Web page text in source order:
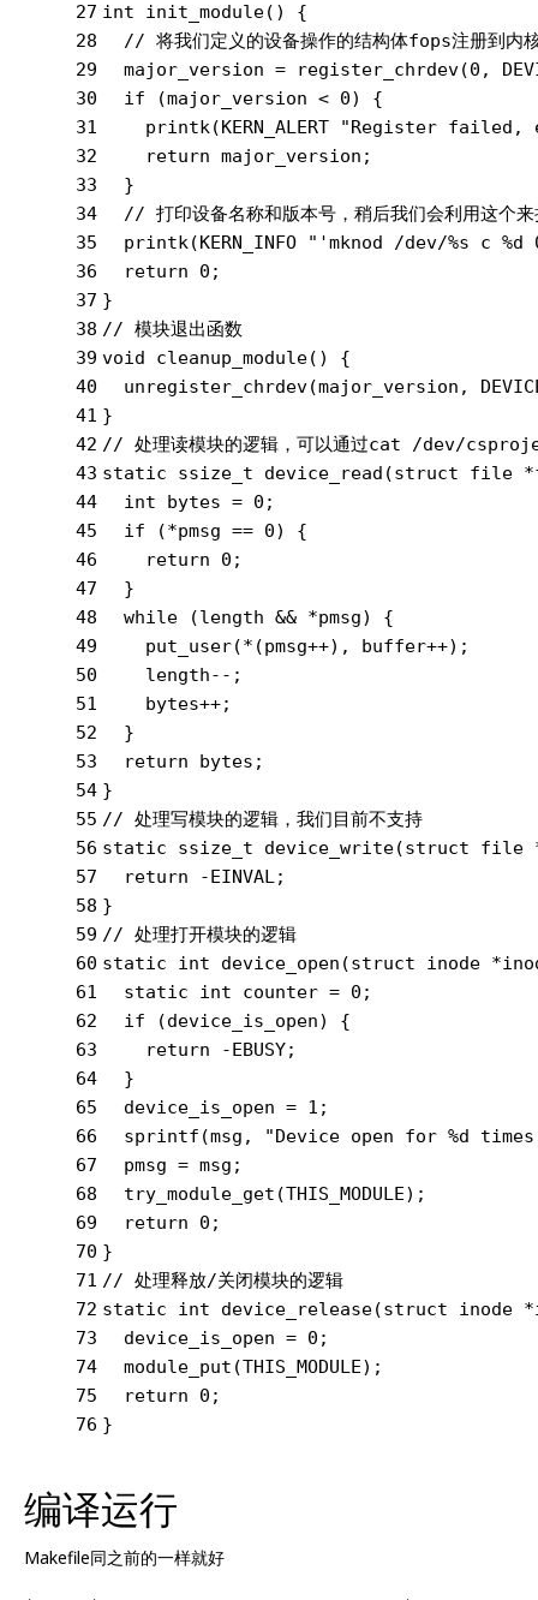
27
28
29
30
31
32
33
34
35
36
37
38
39
40
41
42
43
44
45
46
47
48
49
50
51
52
53
54
55
56
57
58
59
60
61
62
63
64
65
66
67
68
69
70
71
72
73
74
75
76
int
init_module()
{
// 将我们定义的设备操作的结构体fops注册到内
  major_version = register_chrdev(
0 ,
if (major_version < 0) {
    printk(KERN_ALERT
"Register failed,
return major_version;
  }
// 打印设备名称和版本号，稍后我们会利用这
  printk(KERN_INFO
"'mknod /dev/%s c
return
0 ;
}
// 模块退出函数
void
cleanup_module()
{
unregister_chrdev(major_version,
}
// 处理读模块的逻辑，可以通过cat /dev/
static ssize_t device_read (struct file
int bytes = 0 ;
if (*pmsg == 0) {
return
0 ;
  }
while (length && *pmsg) {
    put_user(*(pmsg++), buffer++);
    length--;
    bytes++;
  }
return bytes;
}
// 处理写模块的逻辑，我们目前不支持
static ssize_t device_write(struct file
return -EINVAL;
}
// 处理打开模块的逻辑
static
int device_open (struct inode
static
int counter = 0 ;
if (device_is_open) {
return -EBUSY;
  }
  device_is_open =
1 ;
sprintf (msg,
"Device open for %d
  pmsg = msg;
  try_module_get(THIS_MODULE);
return
0 ;
}
// 处理释放/关闭模块的逻辑
static
int device_release(struct inode
  device_is_open =
0 ;
  module_put(THIS_MODULE);
return
0 ;
}
编译运行
Makefile同之前的一样就好